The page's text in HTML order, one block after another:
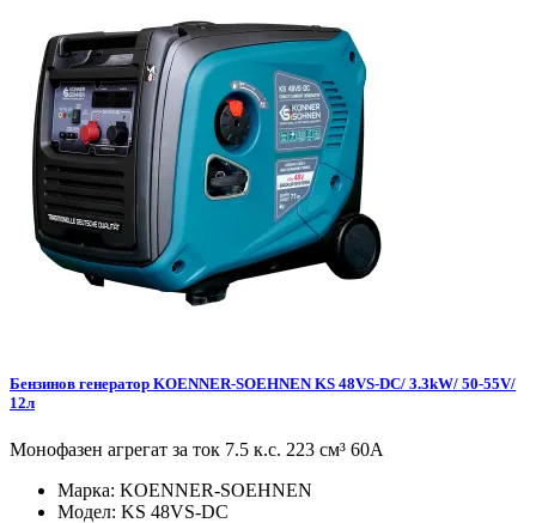
Бензинов генератор KOENNER-SOEHNEN KS 48VS-DC/ 3.3kW/ 50-55V/
12л
Монофазен агрегат за ток 7.5 к.с. 223 см³ 60А
Марка: KOENNER-SOEHNEN
Модел: KS 48VS-DC